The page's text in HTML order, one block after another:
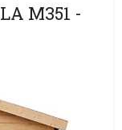
M351 -